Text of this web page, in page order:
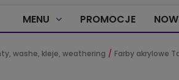
MENU PROMOCJE
washe, kleje, weathering Farby akrylowe